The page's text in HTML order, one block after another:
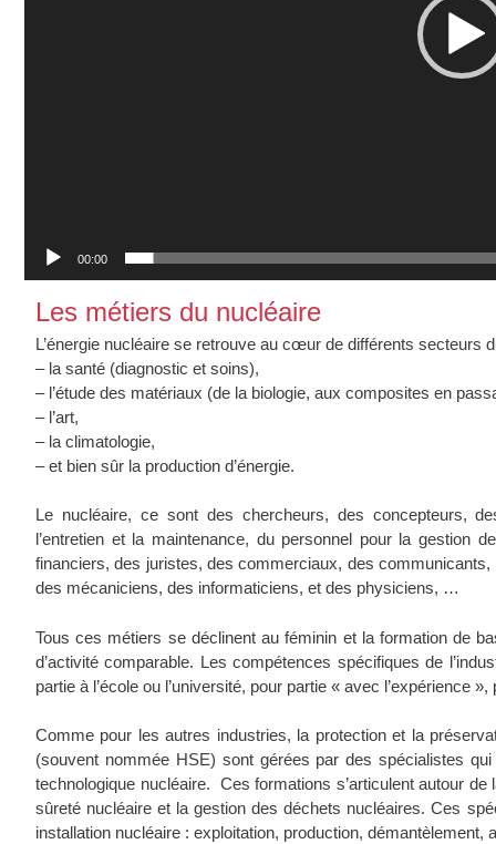
00:00
Les métiers du nucléaire
L’énergie nucléaire se retrouve au cœur de différents secteurs
– la santé (diagnostic et soins),
– l’étude des matériaux (de la biologie, aux composites en
– l’art,
– la climatologie,
– et bien sûr la production d’énergie.
Le nucléaire, ce sont des chercheurs, des concepteurs,
l’entretien et la maintenance, du personnel pour la gestion
financiers, des juristes, des commerciaux, des
des mécaniciens, des informaticiens, et des physiciens, …
Tous ces métiers se déclinent au féminin et la formation de
d’activité comparable. Les compétences spécifiques de
partie à l’école ou l’université, pour partie « avec l’expérience
Comme pour les autres industries, la protection et la
(souvent nommée HSE) sont gérées par des spécialistes
technologique nucléaire. Ces formations s’articulent autour
sûreté nucléaire et la gestion des déchets nucléaires.Ces
installation nucléaire : exploitation, production, démantèlement,